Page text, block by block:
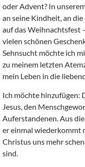
oder Advent? In
an seine Kindheit, an
auf das Weihnachtsfest
vielen schönen
Sehnsucht möchte ich
zu meinem letzten
mein Leben in die
Ich möchte hinzufügen:
Jesus, den
Auferstandenen. Aus
er einmal wiederkommt
Christus uns mehr
sind.